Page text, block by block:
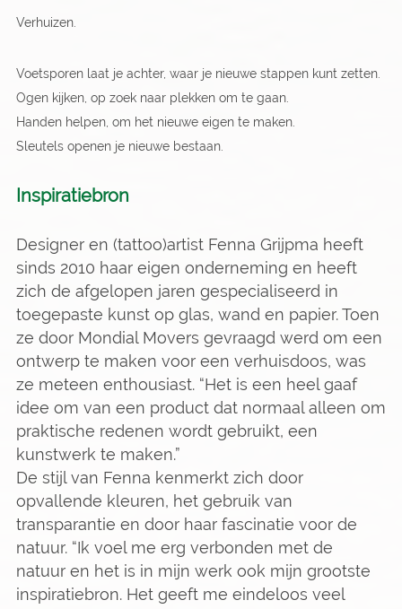
Verhuizen.
Voetsporen laat je achter, waar je nieuwe stappen kunt zetten.
Ogen kijken, op zoek naar plekken om te gaan.
Handen helpen, om het nieuwe eigen te maken.
Sleutels openen je nieuwe bestaan.
Inspiratiebron
Designer en (tattoo)artist Fenna Grijpma heeft
sinds 2010 haar eigen onderneming en heeft
zich de afgelopen jaren gespecialiseerd in
toegepaste kunst op glas, wand en papier. Toen
ze door Mondial Movers gevraagd werd om een
ontwerp te maken voor een verhuisdoos, was
ze meteen enthousiast. “Het is een heel gaaf
idee om van een product dat normaal alleen om
praktische redenen wordt gebruikt, een
kunstwerk te maken.”
De stijl van Fenna kenmerkt zich door
opvallende kleuren, het gebruik van
transparantie en door haar fascinatie voor de
natuur. “Ik voel me erg verbonden met de
natuur en het is in mijn werk ook mijn grootste
inspiratiebron. Het geeft me eindeloos veel